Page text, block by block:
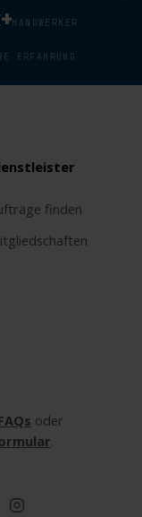
HANDWERKER
ERFAHRUNG
oder
.
finden